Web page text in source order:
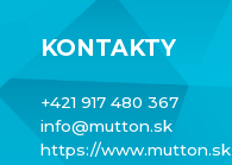
KONTAKTY
+421 917 480 367
info@mutton.sk
https://www.mutton.sk